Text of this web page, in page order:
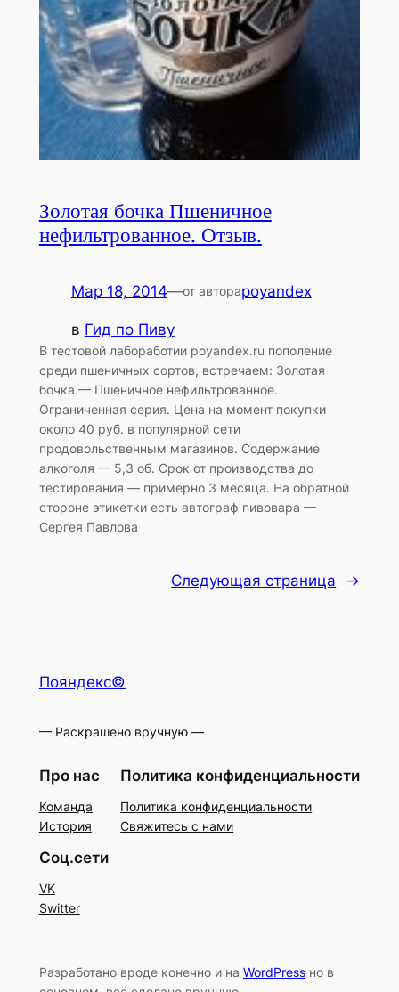
Золотая бочка Пшеничное
нефильтрованное. Отзыв.
Мар 18, 2014—от автораpoyandex
в Гид по Пиву
В тестовой лабоработии poyandex.ru пополение
среди пшеничных сортов, встречаем: Золотая
бочка — Пшеничное нефильтрованное.
Ограниченная серия. Цена на момент покупки
около 40 руб. в популярной сети
продовольственным магазинов. Содержание
алкоголя — 5,3 об. Срок от производства до
тестирования — примерно 3 месяца. На обратной
стороне этикетки есть автограф пивовара —
Сергея Павлова
Следующая страница →
Пояндекс©
— Раскрашено вручную —
Про нас
Команда
История
Политика конфиденциальности
Политика конфиденциальности
Свяжитесь с нами
Соц.сети
VK
Switter
Разработано вроде конечно и на WordPressно в